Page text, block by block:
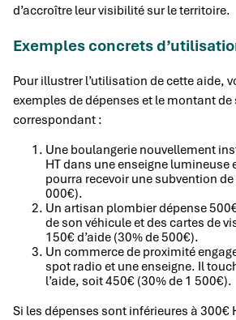
d’accroître leur visibilité sur le territoire.
Exemples concrets
Pour illustrer l’utilisation de cette aide,
exemples de dépenses et le montant
correspondant :
Une boulangerie nouvellement
HT dans une enseigne lumineuse
pourra recevoir une subvention de
000€).
Un artisan plombier dépense
de son véhicule et des cartes de
150€ d’aide (30% de 500€).
Un commerce de proximité
spot radio et une enseigne. Il
l’aide, soit 450€ (30% de 1 500€).
Si les dépenses sont inférieures à 300€